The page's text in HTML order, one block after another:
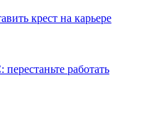
крест на карьере
работать